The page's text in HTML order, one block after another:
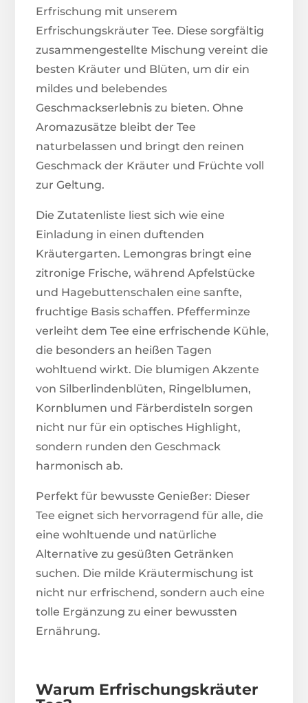
Erfrischung mit unserem
Erfrischungskräuter Tee. Diese sorgfältig
zusammengestellte Mischung vereint die
besten Kräuter und Blüten, um dir ein
mildes und belebendes
Geschmackserlebnis zu bieten. Ohne
Aromazusätze bleibt der Tee
naturbelassen und bringt den reinen
Geschmack der Kräuter und Früchte voll
zur Geltung.
Die Zutatenliste liest sich wie eine
Einladung in einen duftenden
Kräutergarten. Lemongras bringt eine
zitronige Frische, während Apfelstücke
und Hagebuttenschalen eine sanfte,
fruchtige Basis schaffen. Pfefferminze
verleiht dem Tee eine erfrischende Kühle,
die besonders an heißen Tagen
wohltuend wirkt. Die blumigen Akzente
von Silberlindenblüten, Ringelblumen,
Kornblumen und Färberdisteln sorgen
nicht nur für ein optisches Highlight,
sondern runden den Geschmack
harmonisch ab.
Perfekt für bewusste Genießer: Dieser
Tee eignet sich hervorragend für alle, die
eine wohltuende und natürliche
Alternative zu gesüßten Getränken
suchen. Die milde Kräutermischung ist
nicht nur erfrischend, sondern auch eine
tolle Ergänzung zu einer bewussten
Ernährung.
Warum Erfrischungskräuter